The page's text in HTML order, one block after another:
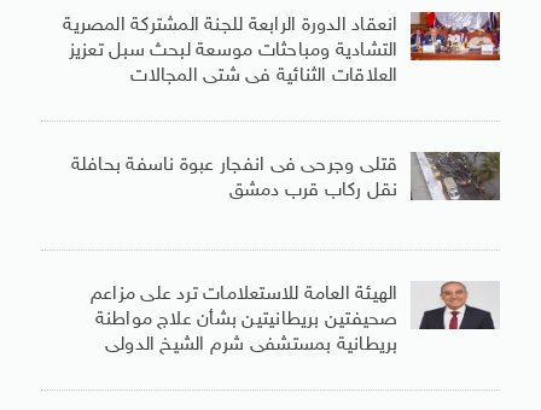
انعقاد الدورة الرابعة للجنة المشتركة المصرية
التشادية ومباحثات موسعة لبحث سبل تعزيز
العلاقات الثنائية فى شتى المجالات
قتلى وجرحى فى انفجار عبوة ناسفة بحافلة
نقل ركاب قرب دمشق
الهيئة العامة للاستعلامات ترد على مزاعم
صحيفتين بريطانيتين بشأن علاج مواطنة
بريطانية بمستشفى شرم الشيخ الدولى